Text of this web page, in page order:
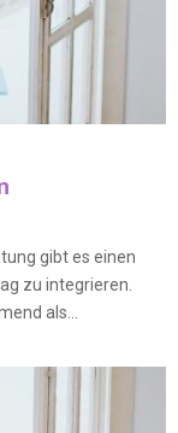
gibt es einen
zu integrieren.
als...